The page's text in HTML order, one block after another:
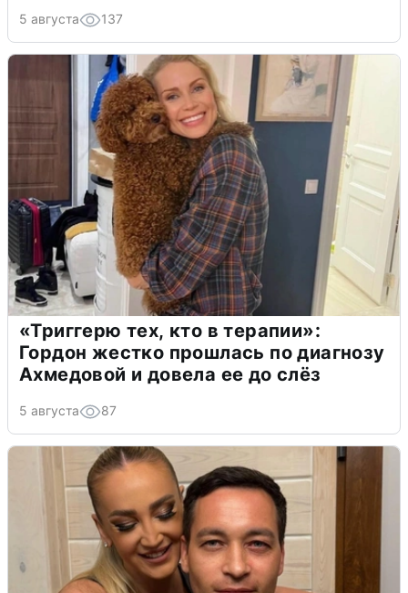
5 августа 137
«Триггерю тех, кто в терапии»:
Гордон жестко прошлась по диагнозу
Ахмедовой и довела ее до слёз
5 августа 87